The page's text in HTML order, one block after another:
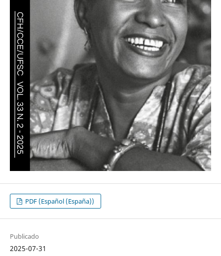
PDF (Español (España))
Publicado
2025-07-31